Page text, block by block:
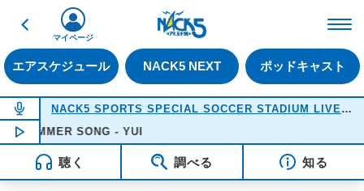
戻る
エアスケジュール NACK5 NEXT ポッドキャスト
マイページ
NOW ON AIR
NACK5 SPORTS SPECIAL SOCCER STADIUM LIVE 2026
NOW PLAYING18:05
SONG - YUI
聴く 調べる 知る